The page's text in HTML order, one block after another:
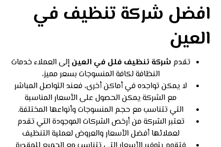
افضل شركة تنظيف في
العين
تقدم شركة تنظيف فلل في العينإلى العملاء خدمات
النظافة لكافة المنسوجات بسعر مميز،
لا يمكن تواجده في أماكن أخرى، فعند التواصل المباشر
مع الشركة يمكن الحصول على الأسعار المناسبة
التي تتناسب مع حجم المنسوجات وأنواعها المختلفة.
تعتبر الشركة من أرخص الشركات الموجودة التي تقدم
لعملائها أفضل الأسعار والعروض لعملية التنظيف